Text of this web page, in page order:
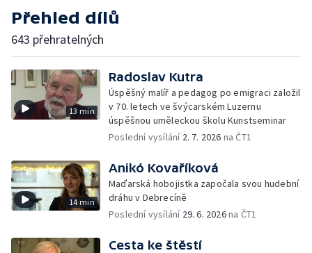
Přehled dílů
643 přehratelných
13 min
Radoslav Kutra
Úspěšný malíř a pedagog po emigraci založil
v 70. letech ve švýcarském Luzernu
úspěšnou uměleckou školu Kunstseminar
Poslední vysílání 2. 7. 2026 na ČT1
14 min
Anikó Kovaříková
Maďarská hobojistka započala svou hudební
dráhu v Debrecíně
Poslední vysílání 29. 6. 2026na ČT1
Cesta ke štěstí